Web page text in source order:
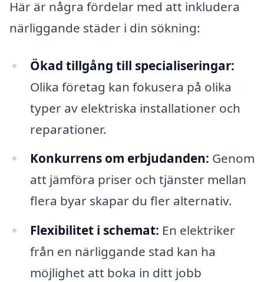
Här är några fördelar med att inkludera
närliggande städer i din sökning:
Ökad tillgång till specialiseringar:
Olika företag kan fokusera på olika
typer av elektriska installationer och
reparationer.
Konkurrens om erbjudanden: Genom
att jämföra priser och tjänster mellan
flera byar skapar du fler alternativ.
Flexibilitet i schemat: En elektriker
från en närliggande stad kan ha
möjlighet att boka in ditt jobb